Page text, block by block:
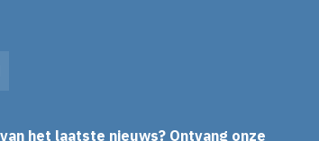
het laatste nieuws? Ontvang onze